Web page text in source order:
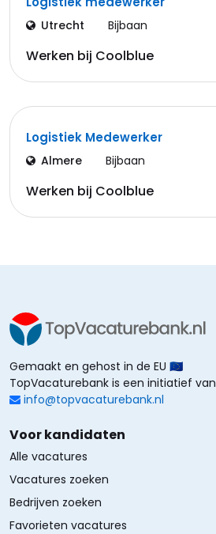
Utrecht Bijbaan
Werken bij Coolblue
Logistiek Medewerker
Almere Bijbaan
Werken bij Coolblue
Gemaakt en gehost in de EU 🇪🇺
TopVacaturebank is een initiatief van
info@topvacaturebank.nl
Voor kandidaten
Alle vacatures
Vacatures zoeken
Bedrijven zoeken
Favorieten vacatures